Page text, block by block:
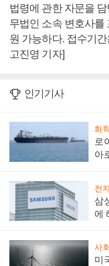
법령에 관한 자문을
무법인 소속 변호사를
원 가능하다. 접수기
고진영 기자]
인기기사
화
로
아
전
삼
에
사회
미